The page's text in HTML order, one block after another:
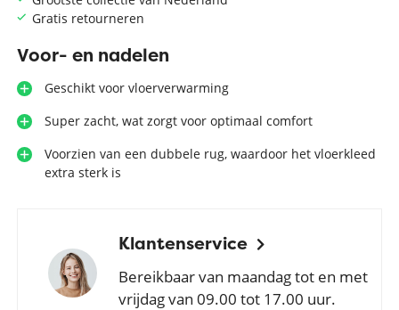
Gratis retourneren
Voor- en nadelen
Geschikt voor vloerverwarming
Super zacht, wat zorgt voor optimaal comfort
Voorzien van een dubbele rug, waardoor het vloerkleed
extra sterk is
Klantenservice
Bereikbaar van maandag tot en met
vrijdag van 09.00 tot 17.00 uur.